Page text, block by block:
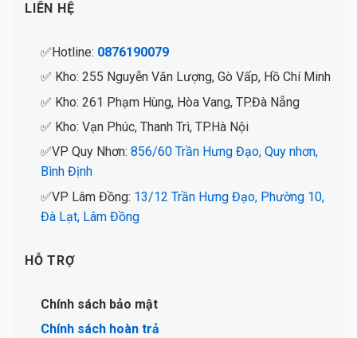
LIÊN HỆ
✅Hotline: 0876190079
✅ Kho: 255 Nguyễn Văn Lượng, Gò Vấp, Hồ Chí Minh
✅ Kho: 261 Phạm Hùng, Hòa Vang, TP.Đà Nẵng
✅ Kho: Vạn Phúc, Thanh Trì, TP.Hà Nội
✅VP Quy Nhơn: 856/60 Trần Hưng Đạo, Quy nhơn,
Bình Định
✅VP Lâm Đồng: 13/12 Trần Hưng Đạo, Phường 10,
Đà Lạt, Lâm Đồng
HỖ TRỢ
Chính sách bảo mật
Chính sách hoàn trả